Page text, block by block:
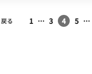
戻る 1 … 3 4 5 …